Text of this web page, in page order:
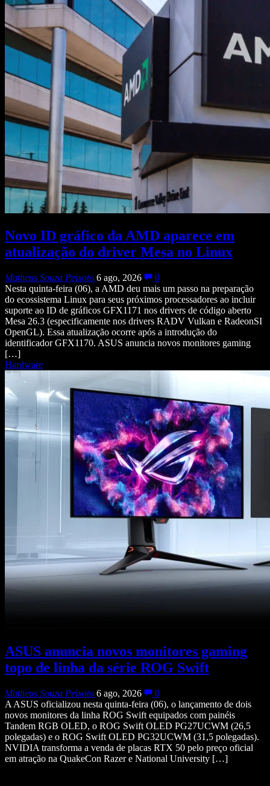
Novo ID gráfico da AMD aparece em
atualização do driver Mesa no Linux
Matheus Souza Peixoto 6 ago, 2026
0
Nesta quinta-feira (06), a AMD deu mais um passo na preparação
do ecossistema Linux para seus próximos processadores ao incluir
suporte ao ID de gráficos GFX1171 nos drivers de código aberto
Mesa 26.3 (especificamente nos drivers RADV Vulkan e RadeonSI
OpenGL). Essa atualização ocorre após a introdução do
identificador GFX1170. ASUS anuncia novos monitores gaming
[…]
Hardware
ASUS anuncia novos monitores gaming
topo de linha da série ROG Swift
Matheus Souza Peixoto 6 ago, 2026
0
A ASUS oficializou nesta quinta-feira (06), o lançamento de dois
novos monitores da linha ROG Swift equipados com painéis
Tandem RGB OLED, o ROG Swift OLED PG27UCWM (26,5
polegadas) e o ROG Swift OLED PG32UCWM (31,5 polegadas).
NVIDIA transforma a venda de placas RTX 50 pelo preço oficial
em atração na QuakeCon Razer e National University […]